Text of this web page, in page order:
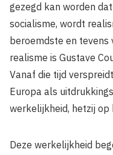
gezegd kan worden
socialisme, wordt
beroemdste en
realisme is Gustave
Vanaf die tijd
Europa als
werkelijkheid, hetzij op
Deze werkelijkheid